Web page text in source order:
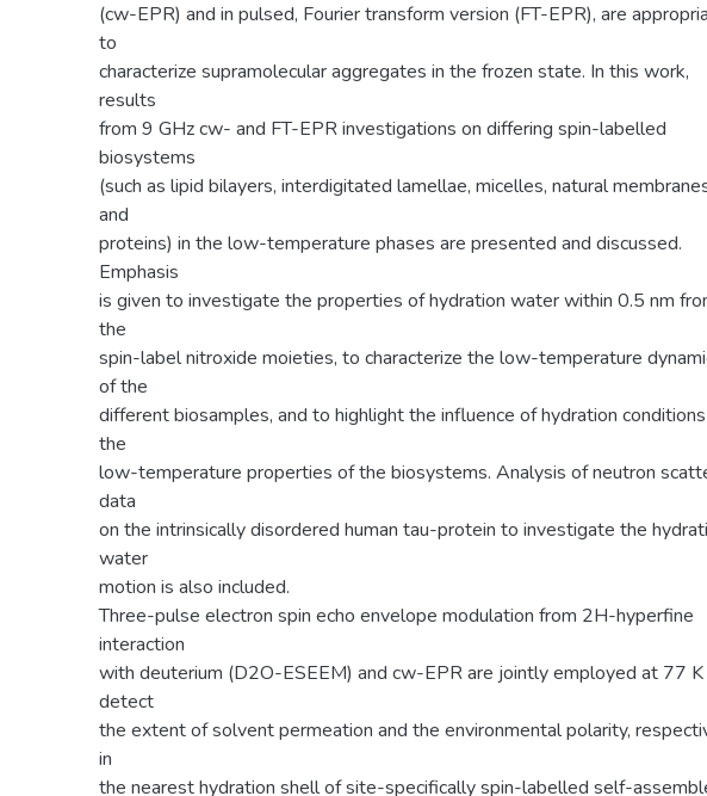
(cw-EPR) and in pulsed, Fourier transform version (FT-EPR), are
to
characterize supramolecular aggregates in the frozen state. In this work,
results
from 9 GHz cw- and FT-EPR investigations on differing spin-labelled
biosystems
(such as lipid bilayers, interdigitated lamellae, micelles, natural
and
proteins) in the low-temperature phases are presented and discussed.
Emphasis
is given to investigate the properties of hydration water within 0.5 nm
the
spin-label nitroxide moieties, to characterize the low-temperature
of the
different biosamples, and to highlight the influence of hydration
the
low-temperature properties of the biosystems. Analysis of neutron
data
on the intrinsically disordered human tau-protein to investigate the
water
motion is also included.
Three-pulse electron spin echo envelope modulation from 2H-hyperfine
interaction
with deuterium (D2O-ESEEM) and cw-EPR are jointly employed at 77
detect
the extent of solvent permeation and the environmental polarity,
in
the nearest hydration shell of site-specifically spin-labelled self-